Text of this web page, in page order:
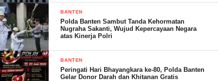
“Upaya ini dilakukan sebagai bentuk sinergi antar instansi guna
mengatasi potensi gangguan keamanan selama perayaan Tahun
Baru di gelar di seluruh wilayah kawasan wisata pantai di
Kabupaten Pandeglang,” ucapnya.
BANTEN
Polda Banten Sambut Tanda Kehormatan
Nugraha Sakanti, Wujud Kepercayaan Negara
atas Kinerja Polri
BANTEN
Peringati Hari Bhayangkara ke-80, Polda Banten
Gelar Donor Darah dan Khitanan Gratis